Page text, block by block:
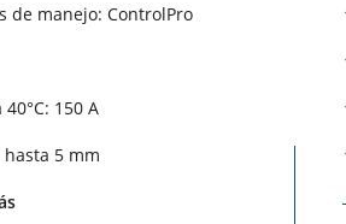
de manejo: ControlPro
40°C: 150 A
5 mm